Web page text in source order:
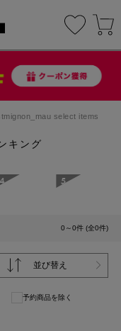
select items
キング
4 5
0～0件 (全0件)
並び替え
予約商品を除く